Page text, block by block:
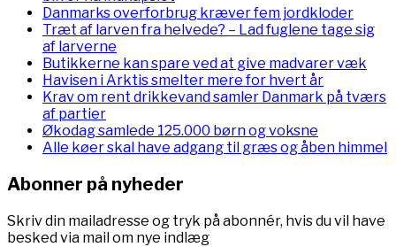
Danmarks overforbrug kræver fem jordkloder
Træt af larven fra helvede? – Lad fuglene tage sig
af larverne
Butikkerne kan spare ved at give madvarer væk
Havisen i Arktis smelter mere for hvert år
Krav om rent drikkevand samler Danmark på tværs
af partier
Økodag samlede 125.000 børn og voksne
Alle køer skal have adgang til græs og åben himmel
Abonner på nyheder
Skriv din mailadresse og tryk på abonnér, hvis du vil have
besked via mail om nye indlæg